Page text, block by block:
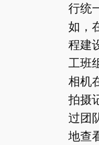
行统
如，
程建
工班
相机
拍摄
过团
地查